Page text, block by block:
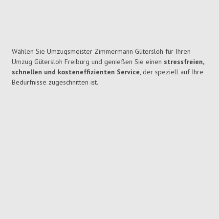
Wählen Sie Umzugsmeister Zimmermann Gütersloh für Ihren
Umzug Gütersloh Freiburg und genießen Sie einen stressfreien,
schnellen und kosteneffizienten Service, der speziell auf Ihre
Bedürfnisse zugeschnitten ist.